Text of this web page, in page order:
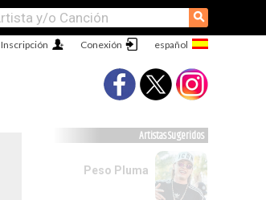
⚲
Conexión
Inscripción
Artistas Sugeridos
Peso Pluma